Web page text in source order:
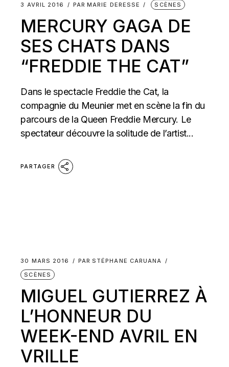
3 AVRIL 2016 PAR MARIE DERESSE SCÈNES
MERCURY GAGA DE
SES CHATS DANS
“FREDDIE THE CAT”
Dans le spectacle Freddie the Cat, la
compagnie du Meunier met en scène la fin du
parcours de la Queen Freddie Mercury. Le
spectateur découvre la solitude de l’artist...
PARTAGER
30 MARS 2016 PAR STÉPHANE CARUANA
SCÈNES
MIGUEL GUTIERREZ À
L’HONNEUR DU
WEEK-END AVRIL EN
VRILLE